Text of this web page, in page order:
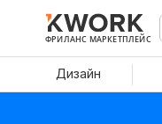
ФРИЛАНС МАРКЕТПЛЕЙС
Дизайн